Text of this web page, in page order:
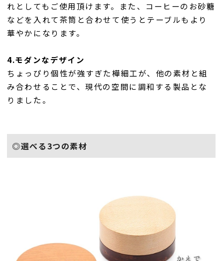
れとしてもご使用頂けます。また、コーヒーのお砂糖
などを入れて茶筒と合わせて使うとテーブルもより
華やかになります。
4.モダンなデザイン
ちょっぴり個性が強すぎた樺細工が、他の素材と組
み合わせることで、現代の空間に調和する製品とな
りました。
◎選べる3つの素材